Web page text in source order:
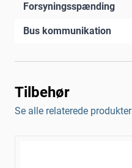
Forsyningsspænding
Bus kommunikation
Tilbehør
Se alle relaterede produkter